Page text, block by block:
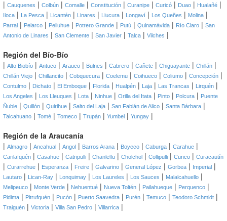
| Cauquenes | Colbún | Comalle | Constitución | Curanipe | Curicó | Duao | Hualañé |
Iloca | La Pesca | Licantén | Linares | Liucura | Longaví | Los Queñes | Molina |
Parral | Pelarco | Pelluhue | Potrero Grande | Putú | Quinamávida | Río Claro | San
Antonio de Linares | San Clemente | San Javier | Talca | Vilches |
Región del Bío-Bío
| Alto Biobío | Antuco | Arauco | Bulnes | Cabrero | Cañete | Chiguayante | Chillán |
Chillán Viejo | Chillancito | Cobquecura | Coelemu | Coihueco | Coliumo | Concepción |
Contulmo | Dichato | El Emboque | Florida | Hualpén | Laja | Las Trancas | Lirquén |
Los Angeles | Los Lleuques | Lota | Ninhue | Orilla del Itata | Pinto | Polcura | Puente
Ñuble | Quillón | Quirihue | Salto del Laja | San Fabián de Alico | Santa Bárbara |
Talcahuano | Tomé | Tomeco | Trupán | Yumbel | Yungay |
Región de la Araucanía
| Almagro | Ancahual | Angol | Barros Arana | Boyeco | Caburga | Carahue |
Carilafquén | Casahue | Catripulli | Chanlelfu | Cholchol | Collipulli | Cunco | Curacautín
| Curarrehue | Esperanza | Freire | Galvarino | General López | Gorbea | Imperial |
Lautaro | Lican-Ray | Lonquimay | Los Laureles | Los Sauces | Malalcahuello |
Melipeuco | Monte Verde | Nehuentué | Nueva Toltén | Pailahueque | Perquenco |
Pidima | Pitrufquén | Pucón | Puerto Saavedra | Purén | Temuco | Teodoro Schmidt |
Traiguén | Victoria | Villa San Pedro | Villarrica |